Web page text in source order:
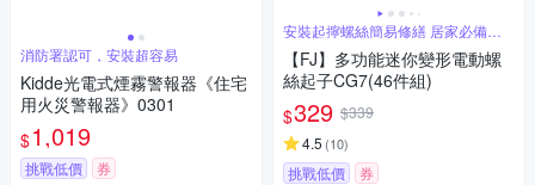
消防署認可，安裝超容易
Kidde光電式煙霧警報器《住宅
用火災警報器》0301
$1,019
挑戰低價 券
安裝起擰螺絲簡易修繕 居家必備工
具
【FJ】多功能迷你變形電動螺
絲起子CG7(46件組)
$329 $339
4.5 (10)
挑戰低價 券